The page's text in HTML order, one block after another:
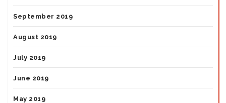
September 2019
August 2019
July 2019
June 2019
May 2019